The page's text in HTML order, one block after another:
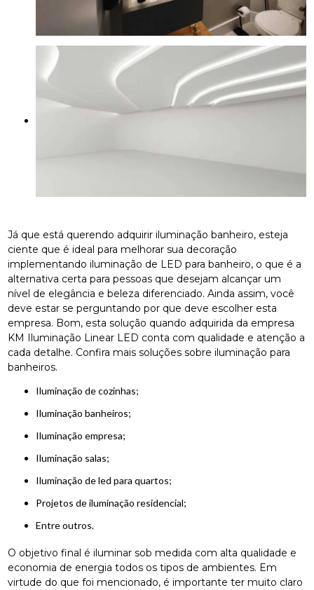
Já que está querendo adquirir iluminação banheiro, esteja
ciente que é ideal para melhorar sua decoração
implementando iluminação de LED para banheiro, o que é a
alternativa certa para pessoas que desejam alcançar um
nível de elegância e beleza diferenciado. Ainda assim, você
deve estar se perguntando por que deve escolher esta
empresa. Bom, esta solução quando adquirida da empresa
KM Iluminação Linear LED conta com qualidade e atenção a
cada detalhe. Confira mais soluções sobre iluminação para
banheiros.
iluminação de cozinhas;
iluminação banheiros;
iluminação empresa;
iluminação salas;
iluminação de led para quartos;
projetos de iluminação residencial;
entre outros.
O objetivo final é iluminar sob medida com alta qualidade e
economia de energia todos os tipos de ambientes. Em
virtude do que foi mencionado, é importante ter muito claro